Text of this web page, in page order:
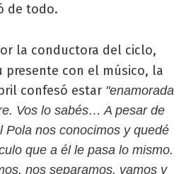
de todo.
la conductora del ciclo,
presente con el músico, la
confesó estar "enamorada
Vos lo sabés… A pesar de
Pola nos conocimos y quedé
que a él le pasa lo mismo.
nos separamos, vamos y